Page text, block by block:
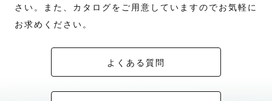
さい。また、カタログをご用意していますのでお気軽に
お求めください。
よくある質問